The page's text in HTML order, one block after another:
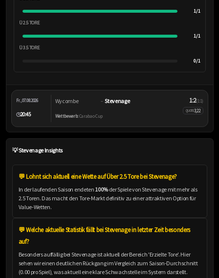
1/1
Ü 2.5 TORE
1/1
Ü 3.5 TORE
0/1
Fr., 07.08.2026
🕒20:45
Wycombe – Stevenage
Wettbewerb:Carabao Cup
1:2(1:1)
QUOTE3,22
💡 Stevenage Insights
💬 Lohnt sich aktuell eine Wette auf Über 2.5 Tore bei Stevenage?
In der laufenden Saison endeten 100%der Spiele von Stevenage mit mehr als
2.5 Toren. Das macht den Tore-Markt definitiv zu einer attraktiven Option für
Value-Wetten.
💬 Welche aktuelle Statistik fällt bei Stevenage in letzter Zeit besonders
auf?
Besonders auffällig bei Stevenage ist aktuell der Bereich 'Erzielte Tore'. Hier
sehen wir einen deutlichen Rückgang im Vergleich zum Saison-Durchschnitt
(0.00 pro Spiel), was aktuell eine klare Schwachstelle im System darstellt.